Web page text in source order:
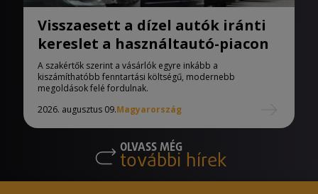
Visszaesett a dízel autók iránti
kereslet a használtautó-piacon
A szakértők szerint a vásárlók egyre inkább a
kiszámíthatóbb fenntartási költségű, modernebb
megoldások felé fordulnak.
2026. augusztus 09.Magyarország
OLVASS MÉG
további hírek